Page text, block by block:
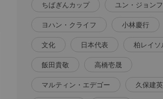
ちばぎんカップ ユン・ジョン
ヨハン・クライフ 小林慶行
文化 日本代表 柏レイソ
飯田貴敬 高橋壱晟
マルティン・エデゴー 久保建英